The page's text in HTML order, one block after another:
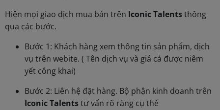
Hiện mọi giao dịch mua bán trên Iconic Talentsthông
qua các bước.
Bước 1: Khách hàng xem thông tin sản phẩm, dịch
vụ trên webite. ( Tên dịch vụ và giá cả được niêm
yết công khai)
Bước 2: Liên hệ đặt hàng. Bộ phận kinh doanh trên
Iconic Talentstư vấn rõ ràng cụ thể